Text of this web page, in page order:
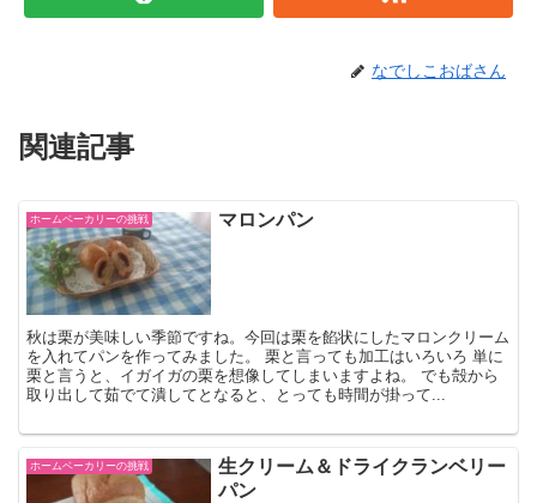
なでしこおばさん
関連記事
ホームベーカリーの挑戦 マロンパン
秋は栗が美味しい季節ですね。今回は栗を餡状にしたマロンクリーム
を入れてパンを作ってみました。 栗と言っても加工はいろいろ 単に
栗と言うと、イガイガの栗を想像してしまいますよね。 でも殻から
取り出して茹でて潰してとなると、とっても時間が掛って...
ホームベーカリーの挑戦
生クリーム＆ドライクランベリー
パン